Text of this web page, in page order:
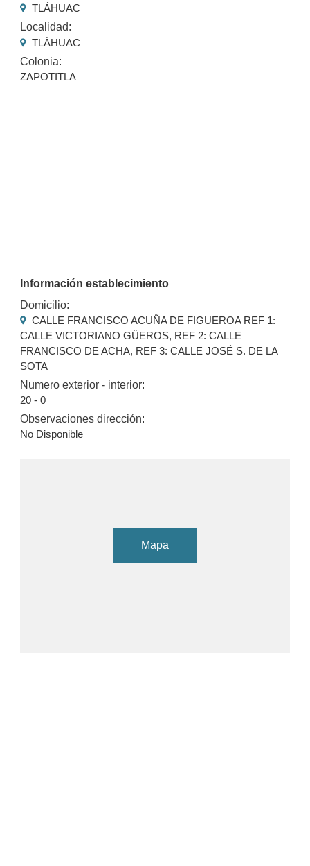
TLÁHUAC
Localidad:
TLÁHUAC
Colonia:
ZAPOTITLA
Información establecimiento
Domicilio:
CALLE FRANCISCO ACUÑA DE FIGUEROA REF 1:
CALLE VICTORIANO GÜEROS, REF 2: CALLE
FRANCISCO DE ACHA, REF 3: CALLE JOSÉ S. DE LA
SOTA
Numero exterior - interior:
20 - 0
Observaciones dirección:
No Disponible
Mapa